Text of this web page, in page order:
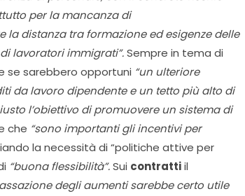
per la mancanza di
la distanza tra formazione ed esigenze delle
lavoratori immigrati”.Sempre in tema di
se sarebbero opportuni “un ulteriore
da lavoro dipendente e un tetto più alto di
l’obiettivo di promuovere un sistema di
che “sono importanti gli incentivi per
la necessità di “politiche attive per
“buona flessibilità”.Sui contrattiil
degli aumenti sarebbe certo utile